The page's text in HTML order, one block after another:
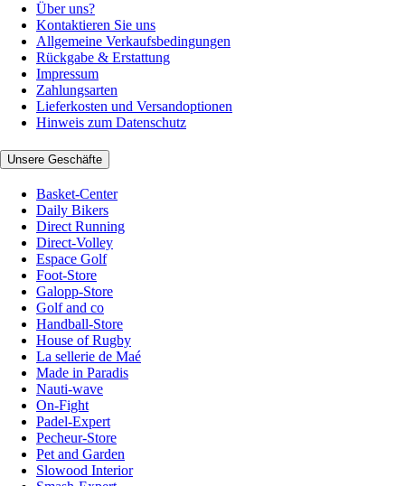
Über uns?
Kontaktieren Sie uns
Allgemeine Verkaufsbedingungen
Rückgabe & Erstattung
Impressum
Zahlungsarten
Lieferkosten und Versandoptionen
Hinweis zum Datenschutz
Unsere Geschäfte
Basket-Center
Daily Bikers
Direct Running
Direct-Volley
Espace Golf
Foot-Store
Galopp-Store
Golf and co
Handball-Store
House of Rugby
La sellerie de Maé
Made in Paradis
Nauti-wave
On-Fight
Padel-Expert
Pecheur-Store
Pet and Garden
Slowood Interior